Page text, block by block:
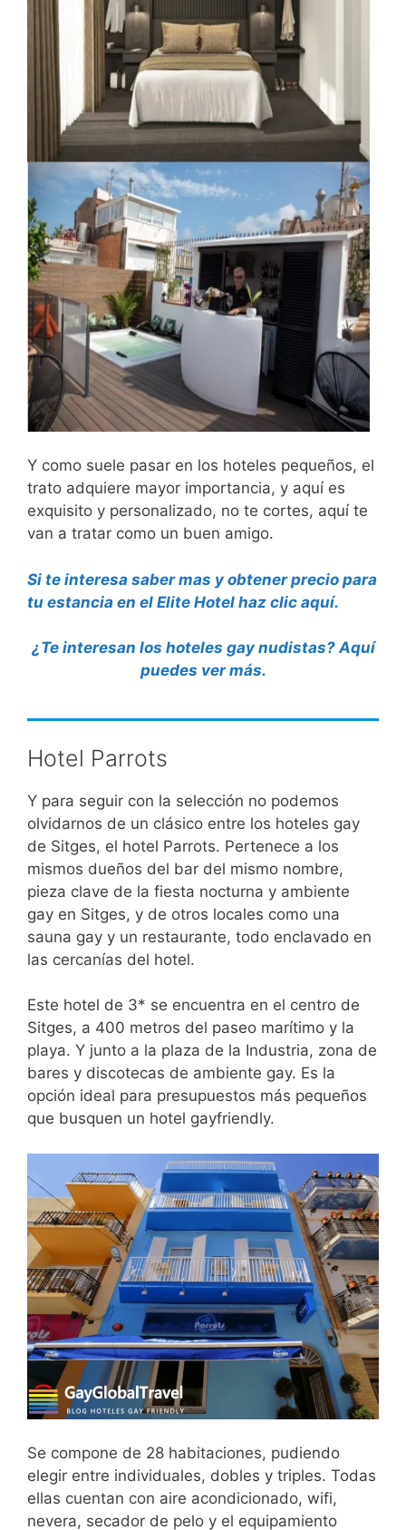
Y como suele pasar en los hoteles pequeños, el
trato adquiere mayor importancia, y aquí es
exquisito y personalizado, no te cortes, aquí te
van a tratar como un buen amigo.
Si te interesa saber mas y obtener precio para
tu estancia en el Elite Hotel haz clic aquí.
¿Te interesan los hoteles gay nudistas? Aquí
puedes ver más.
Hotel Parrots
Y para seguir con la selección no podemos
olvidarnos de un clásico entre los hoteles gay
de Sitges, el hotel Parrots. Pertenece a los
mismos dueños del bar del mismo nombre,
pieza clave de la fiesta nocturna y ambiente
gay en Sitges, y de otros locales como una
sauna gay y un restaurante, todo enclavado en
las cercanías del hotel.
Este hotel de 3* se encuentra en el centro de
Sitges, a 400 metros del paseo marítimo y la
playa. Y junto a la plaza de la Industria, zona de
bares y discotecas de ambiente gay. Es la
opción ideal para presupuestos más pequeños
que busquen un hotel gayfriendly.
Se compone de 28 habitaciones, pudiendo
elegir entre individuales, dobles y triples. Todas
ellas cuentan con aire acondicionado, wifi,
nevera, secador de pelo y el equipamiento